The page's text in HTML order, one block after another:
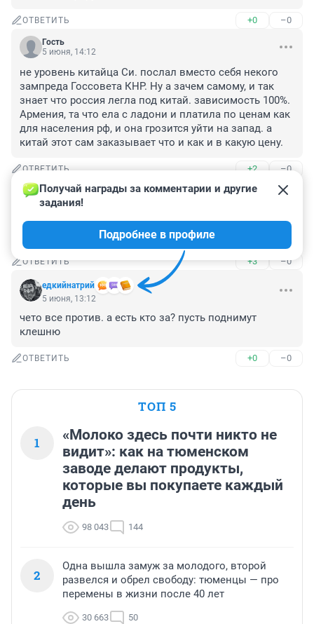
ОТВЕТИТЬ +0 –0
Гость
5 июня, 14:12
не уровень китайца Си. послал вместо себя некого
зампреда Госсовета КНР. Ну а зачем самому, и так
знает что россия легла под китай. зависимость 100%.
Армения, та что ела с ладони и платила по ценам как
для населения рф, и она грозится уйти на запад. а
китай этот сам заказывает что и как и в какую цену.
ОТВЕТИТЬ +2 –0
Гость
5 июня, 13:24
Оо, комментарии открыли. Экономический форум
есть, а экономики нет. Закончилась.
ОТВЕТИТЬ +3 –0
едкийнатрий
Получай награды за комментарии и другие
задания!
Подробнее в профиле
5 июня, 13:12
чето все против. а есть кто за? пусть поднимут
клешню
ОТВЕТИТЬ +0 –0
ТОП 5
1
«Молоко здесь почти никто не
видит»: как на тюменском
заводе делают продукты,
которые вы покупаете каждый
день
98 043 144
2
Одна вышла замуж за молодого, второй
развелся и обрел свободу: тюменцы — про
перемены в жизни после 40 лет
30 663 50